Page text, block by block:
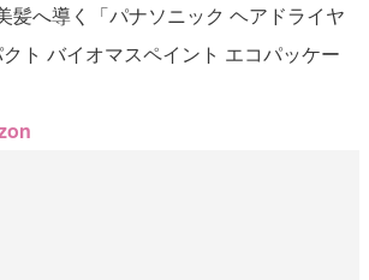
髪へ導く「パナソニック ヘアドライヤ
ト バイオマスペイント エコパッケー